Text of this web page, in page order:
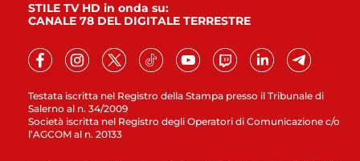
Testata iscritta nel Registro della Stampa presso il Tribunale di
Salerno al n. 34/2009
Società iscritta nel Registro degli Operatori di Comunicazione c/o
l’AGCOM al n. 20133
STILE TV HD in onda su:
CANALE 78 DEL DIGITALE TERRESTRE